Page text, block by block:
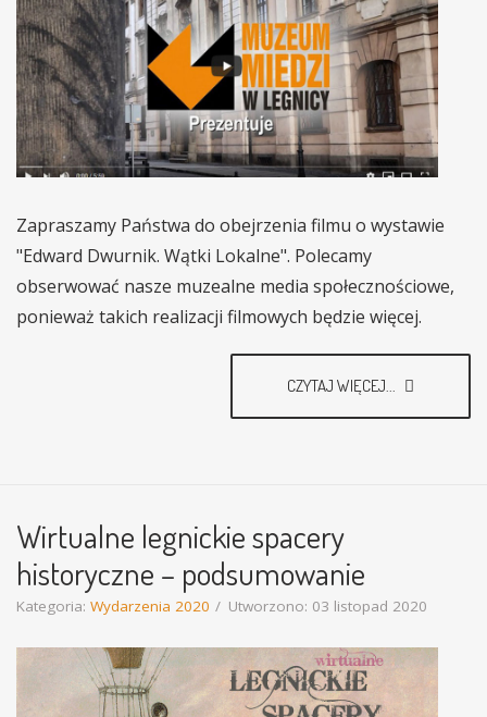
Zapraszamy Państwa do obejrzenia filmu o wystawie
"Edward Dwurnik. Wątki Lokalne". Polecamy
obserwować nasze muzealne media społecznościowe,
ponieważ takich realizacji filmowych będzie więcej.
CZYTAJ WIĘCEJ...
Wirtualne legnickie spacery
historyczne – podsumowanie
Kategoria: Wydarzenia 2020 Utworzono: 03 listopad 2020